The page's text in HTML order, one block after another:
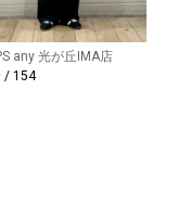
any 光が丘IMA店
/ 154